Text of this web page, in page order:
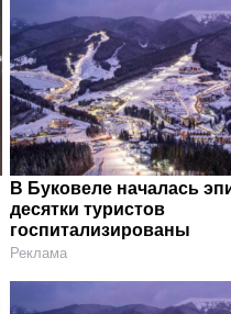
В Буковеле началась
десятки туристов
госпитализированы
Реклама